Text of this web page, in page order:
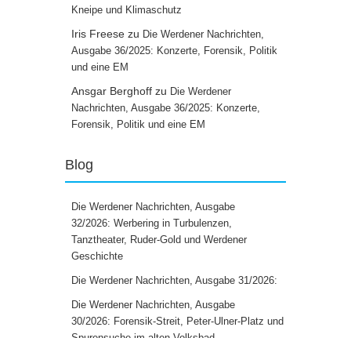
Kneipe und Klimaschutz
Iris Freese zu Die Werdener Nachrichten,
Ausgabe 36/2025: Konzerte, Forensik, Politik
und eine EM
Ansgar Berghoff zu Die Werdener
Nachrichten, Ausgabe 36/2025: Konzerte,
Forensik, Politik und eine EM
Blog
Die Werdener Nachrichten, Ausgabe
32/2026: Werbering in Turbulenzen,
Tanztheater, Ruder-Gold und Werdener
Geschichte
Die Werdener Nachrichten, Ausgabe 31/2026:
Die Werdener Nachrichten, Ausgabe
30/2026: Forensik-Streit, Peter-Ulner-Platz und